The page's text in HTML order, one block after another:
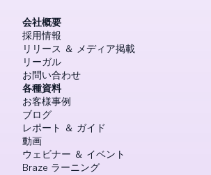
会社概要
採用情報
リリース ＆ メディア掲載
リーガル
お問い合わせ
各種資料
お客様事例
ブログ
レポート ＆ ガイド
動画
ウェビナー ＆ イベント
Braze ラーニング